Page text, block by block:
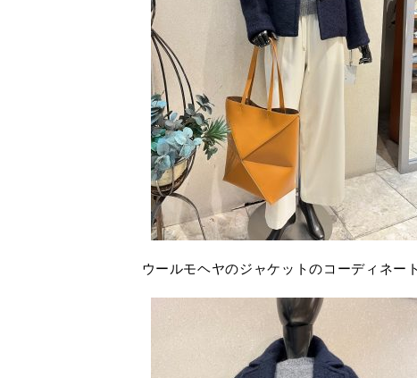
ウールモヘヤのジャケットのコーディネー